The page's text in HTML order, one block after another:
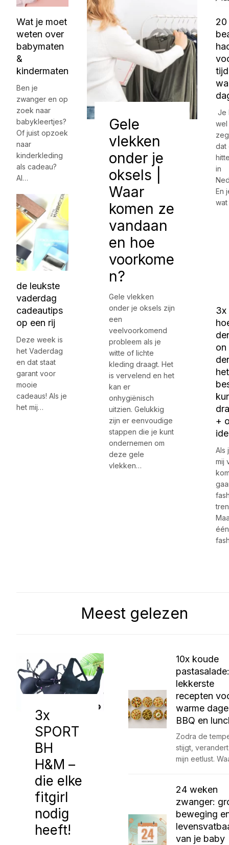
Wat je moet
weten over
babymaten
&
kindermaten
Ben je
zwanger en op
zoek naar
babykleertjes?
Of juist opzoek
naar
kinderkleding
als cadeau?
Al…
de leukste
vaderdag
cadeautips
op een rij
Deze week is
het Vaderdag
en dat staat
garant voor
mooie
cadeaus! Als je
het mij…
Gele
vlekken
onder je
oksels |
Waar
komen ze
vandaan
en hoe
voorkome
n?
Gele vlekken
onder je oksels zijn
een
veelvoorkomend
probleem als je
witte of lichte
kleding draagt. Het
is vervelend en het
kan er
onhygiënisch
uitzien. Gelukkig
zijn er eenvoudige
stappen die je kunt
ondernemen om
deze gele
vlekken…
20
Je
wel
dat
in
En
3x
on
het
+
Als
mij
één
Meest gelezen
3x
SPORT
BH
H&M –
die elke
fitgirl
nodig
heeft!
10x koude
lekkerste
recepten
warme
BBQ en
Zodra de
stijgt,
mijn eetlust.
24 weken
zwanger:
beweging
van je baby